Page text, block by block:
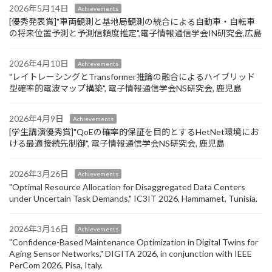
2026年5月14日 Achievements
[優秀発表賞]"車両観測と基地局観測の統合による自動車・自転車
の将来位置予測と予測信頼度推定",電子情報通信学会IN研究会,広島
2026年4月10日 Achievements
"レイトレーシングとTransformer推論の融合によるハイブリッド
型確率的電波マップ構築", 電子情報通信学会NS研究会, 鹿児島
2026年4月9日 Achievements
[学生講演優秀賞]"QoEの確率的保証を目的とするHetNet環境にお
ける最適接続先制御", 電子情報通信学会NS研究会, 鹿児島
2026年3月26日 Achievements
"Optimal Resource Allocation for Disaggregated Data Centers
under Uncertain Task Demands​," IC3IT 2026, Hammamet, Tunisia.
2026年3月16日 Achievements
"Confidence-Based Maintenance Optimization in Digital Twins for
Aging Sensor Networks," DIGITA 2026, in conjunction with IEEE
PerCom 2026, Pisa, Italy.